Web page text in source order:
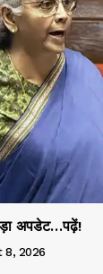
अपडेट…पढ़ें!
8, 2026